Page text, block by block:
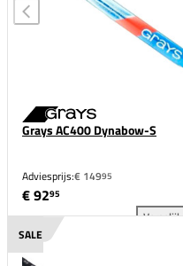
Grays AC400 Dynabow-S
Adviesprijs:€ 14995
€ 9295
Vergelijk
SALE